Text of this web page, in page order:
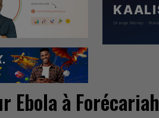
Ebola à Forécariah